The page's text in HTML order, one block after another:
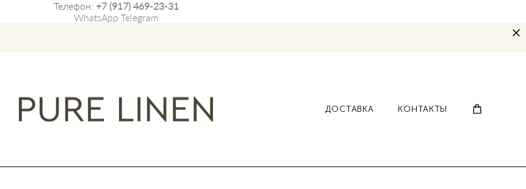
Телефон: +7 (917) 469-23-31
WhatsApp Telegram
ДОСТАВКА КОНТАКТЫ